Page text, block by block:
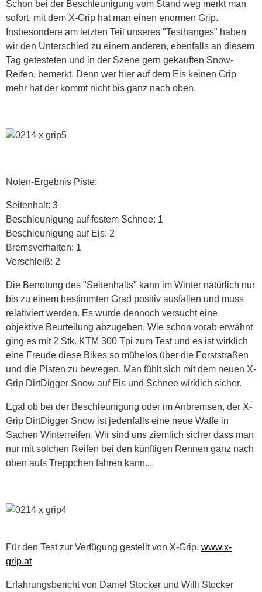
Schon bei der Beschleunigung vom Stand weg merkt man
sofort, mit dem X-Grip hat man einen enormen Grip.
Insbesondere am letzten Teil unseres "Testhanges" haben
wir den Unterschied zu einem anderen, ebenfalls an diesem
Tag getesteten und in der Szene gern gekauften Snow-
Reifen, bemerkt. Denn wer hier auf dem Eis keinen Grip
mehr hat der kommt nicht bis ganz nach oben.
Noten-Ergebnis Piste:
Seitenhalt: 3
Beschleunigung auf festem Schnee: 1
Beschleunigung auf Eis: 2
Bremsverhalten: 1
Verschleiß: 2
Die Benotung des "Seitenhalts" kann im Winter natürlich nur
bis zu einem bestimmten Grad positiv ausfallen und muss
relativiert werden. Es wurde dennoch versucht eine
objektive Beurteilung abzugeben. Wie schon vorab erwähnt
ging es mit 2 Stk. KTM 300 Tpi zum Test und es ist wirklich
eine Freude diese Bikes so mühelos über die Forststraßen
und die Pisten zu bewegen. Man fühlt sich mit dem neuen X-
Grip DirtDigger Snow auf Eis und Schnee wirklich sicher.
Egal ob bei der Beschleunigung oder im Anbremsen, der X-
Grip DirtDigger Snow ist jedenfalls eine neue Waffe in
Sachen Winterreifen. Wir sind uns ziemlich sicher dass man
nur mit solchen Reifen bei den künftigen Rennen ganz nach
oben aufs Treppchen fahren kann...
Für den Test zur Verfügung gestellt von X-Grip. www.x-
grip.at
Erfahrungsbericht von Daniel Stocker und Willi Stocker